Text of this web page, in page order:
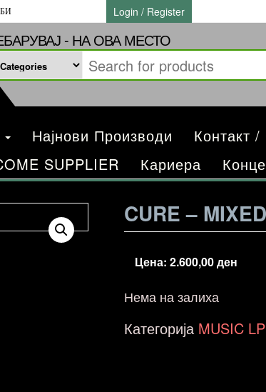
Login / Register
- НА ОВА МЕСТО
Најнови Производи
Контакт
SUPPLIER Кариера
CURE –
Цена:2.600,00ден
Нема на залиха
Категорија MUSIC